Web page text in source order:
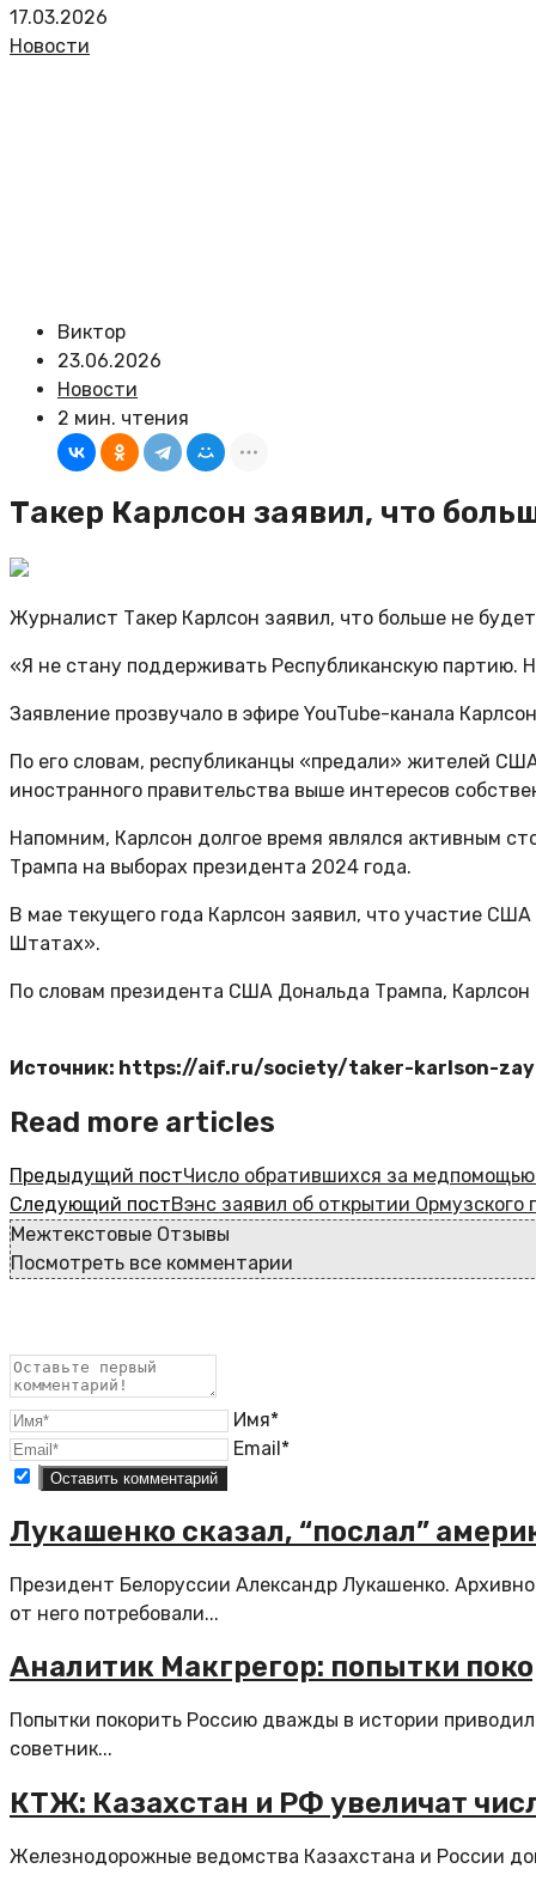
17.03.2026
Новости
Виктор
23.06.2026
Новости
2 мин. чтения
Такер Карлсон заявил, что
Журналист Такер Карлсон заявил, что больше не
«Я не стану поддерживать Республиканскую партию.
Заявление прозвучало в эфире YouTube-канала
По его словам, республиканцы «предали» жителей
иностранного правительства выше интересов
Напомним, Карлсон долгое время являлся активным
Трампа на выборах президента 2024 года.
В мае текущего года Карлсон заявил, что участие
Штатах».
По словам президента США Дональда Трампа,
Источник: https://aif.ru/society/taker-karlson-
Read more articles
Предыдущий постЧисло обратившихся за
Следующий постВэнс заявил об открытии Ормузского
Межтекстовые Отзывы
Посмотреть все комментарии
Имя*
Email*
Лукашенко сказал, “послал”
Президент Белоруссии Александр Лукашенко.
от него потребовали...
Аналитик Макгрегор: попытки
Попытки покорить Россию дважды в истории
советник...
КТЖ: Казахстан и РФ увеличат
Железнодорожные ведомства Казахстана и России